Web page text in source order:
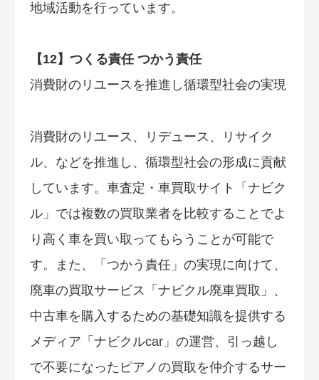
地域活動を行っています。
【12】つくる責任 つかう責任
消費財のリユースを推進し循環型社会の実現
消費財のリユース、リデュース、リサイク
ル、などを推進し、循環型社会の形成に貢献
しています。車査定・車買取サイト「ナビク
ル」では複数の買取業者を比較することでよ
り高く車を買い取ってもらうことが可能で
す。また、「つかう責任」の実現に向けて、
廃車の買取サービス「ナビクル廃車買取」、
中古車を購入するための基礎知識を提供する
メディア「ナビクルcar」の運営、引っ越し
で不要になったピアノの買取を仲介するサー